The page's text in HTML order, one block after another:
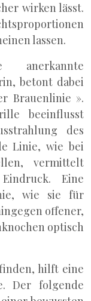
wirken lässt.
lassen.
anerkannte
betont dabei
Brauenlinie ».
beeinflusst
des
Linie, wie bei
vermittelt
Eine
wie sie für
offener,
optisch
hilft eine
Der folgende